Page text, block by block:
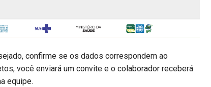
confirme se os dados correspondem ao
você enviará um convite e o colaborador receberá
equipe.